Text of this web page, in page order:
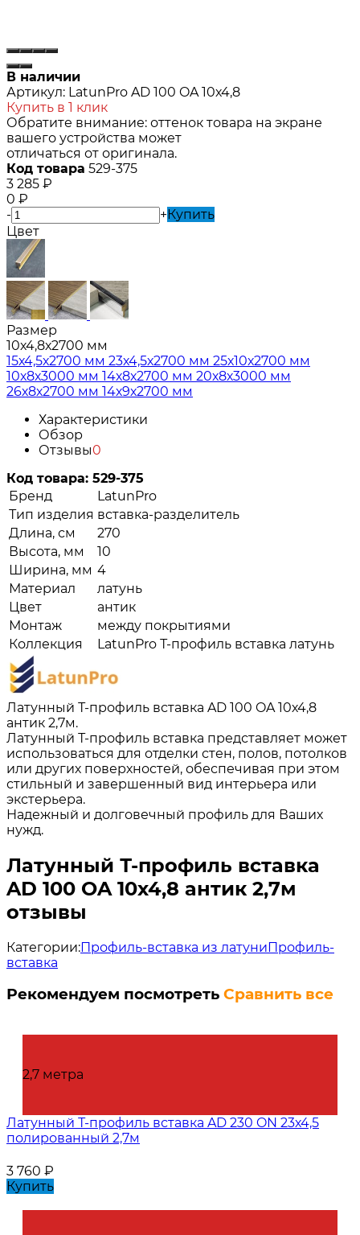
В наличии
Артикул: LatunPro AD 100 OA 10х4,8
Купить в 1 клик
Обратите внимание: оттенок товара на экране
вашего устройства может
отличаться от оригинала.
Код товара 529-375
3 285 ₽
0 ₽
-
+Купить
Цвет
Размер
10х4,8х2700 мм
15х4,5х2700 мм 23х4,5х2700 мм 25х10х2700 мм
10х8х3000 мм 14х8х2700 мм 20х8х3000 мм
26х8х2700 мм 14х9х2700 мм
Характеристики
Обзор
Отзывы0
Код товара: 529-375
Бренд
LatunPro
Тип изделия вставка-разделитель
Длина, см
270
Высота, мм
10
Ширина, мм 4
Материал
латунь
Цвет
антик
Монтаж
между покрытиями
Коллекция
LatunPro Т-профиль вставка латунь
Латунный Т-профиль вставка AD 100 OA 10х4,8
антик 2,7м.
Латунный Т-профиль вставка представляет может
использоваться для отделки стен, полов, потолков
или других поверхностей, обеспечивая при этом
стильный и завершенный вид интерьера или
экстерьера.
Надежный и долговечный профиль для Ваших
нужд.
Латунный Т-профиль вставка
AD 100 OA 10х4,8 антик 2,7м
отзывы
Категории:Профиль-вставка из латуниПрофиль-
вставка
Рекомендуем посмотреть Сравнить все
2,7 метра
Латунный Т-профиль вставка AD 230 ON 23х4,5
полированный 2,7м
3 760 ₽
Купить